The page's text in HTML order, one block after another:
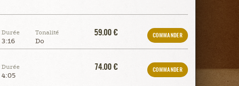
Durée
3:16
Tonalité
Do
59.00 € COMMANDER
Durée
4:05
74.00 € COMMANDER